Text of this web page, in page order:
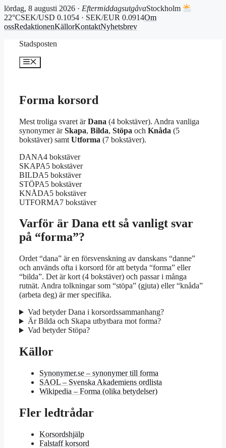
lördag, 8 augusti 2026 · EftermiddagsutgåvaStockholm
22°CSEK/USD 0.1054 · SEK/EUR 0.0914Om
ossRedaktionenKällorKontaktNyhetsbrev
Stadsposten
Meny
Forma korsord
Mest troliga svaret ärDana (4 bokstäver). Andra vanliga
synonymer ärSkapa, Bilda, Stöpa och Knåda (5
bokstäver) samt Utforma (7 bokstäver).
DANA4 bokstäver
SKAPA5 bokstäver
BILDA5 bokstäver
STÖPA5 bokstäver
KNÅDA5 bokstäver
UTFORMA7 bokstäver
Varför är Dana ett så vanligt svar
på “forma”?
Ordet “dana” är en försvenskning av danskans “danne”
och används ofta i korsord för att betyda “forma” eller
“bilda”. Det är kort (4 bokstäver) och passar i många
rutnät. Andra tolkningar som “stöpa” (gjuta) eller “knåda”
(arbeta deg) är mer specifika.
Vad betyder Dana i korsordssammanhang?
Är Bilda och Skapa utbytbara mot forma?
Vad betyder Stöpa?
Källor
Synonymer.se – synonymer till forma
SAOL – Svenska Akademiens ordlista
Wikipedia – Forma (olika betydelser)
Fler ledtrådar
Korsordshjälp
Falstaff korsord